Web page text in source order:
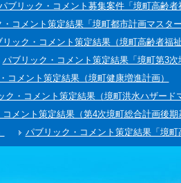
ブリック・コメント募集案件「境町高齢
コメント策定結果「境町都市計画マスター
リック・コメント策定結果（境町高齢者福
パブリック・コメント策定結果「境町第3次
コメント策定結果（境町健康増進計画）
ク・コメント策定結果（境町洪水ハザード
メント策定結果（第4次境町総合計画後期
パブリック・コメント策定結果「境